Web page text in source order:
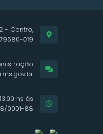
- Centro,
79580-019
hs às
0001-88